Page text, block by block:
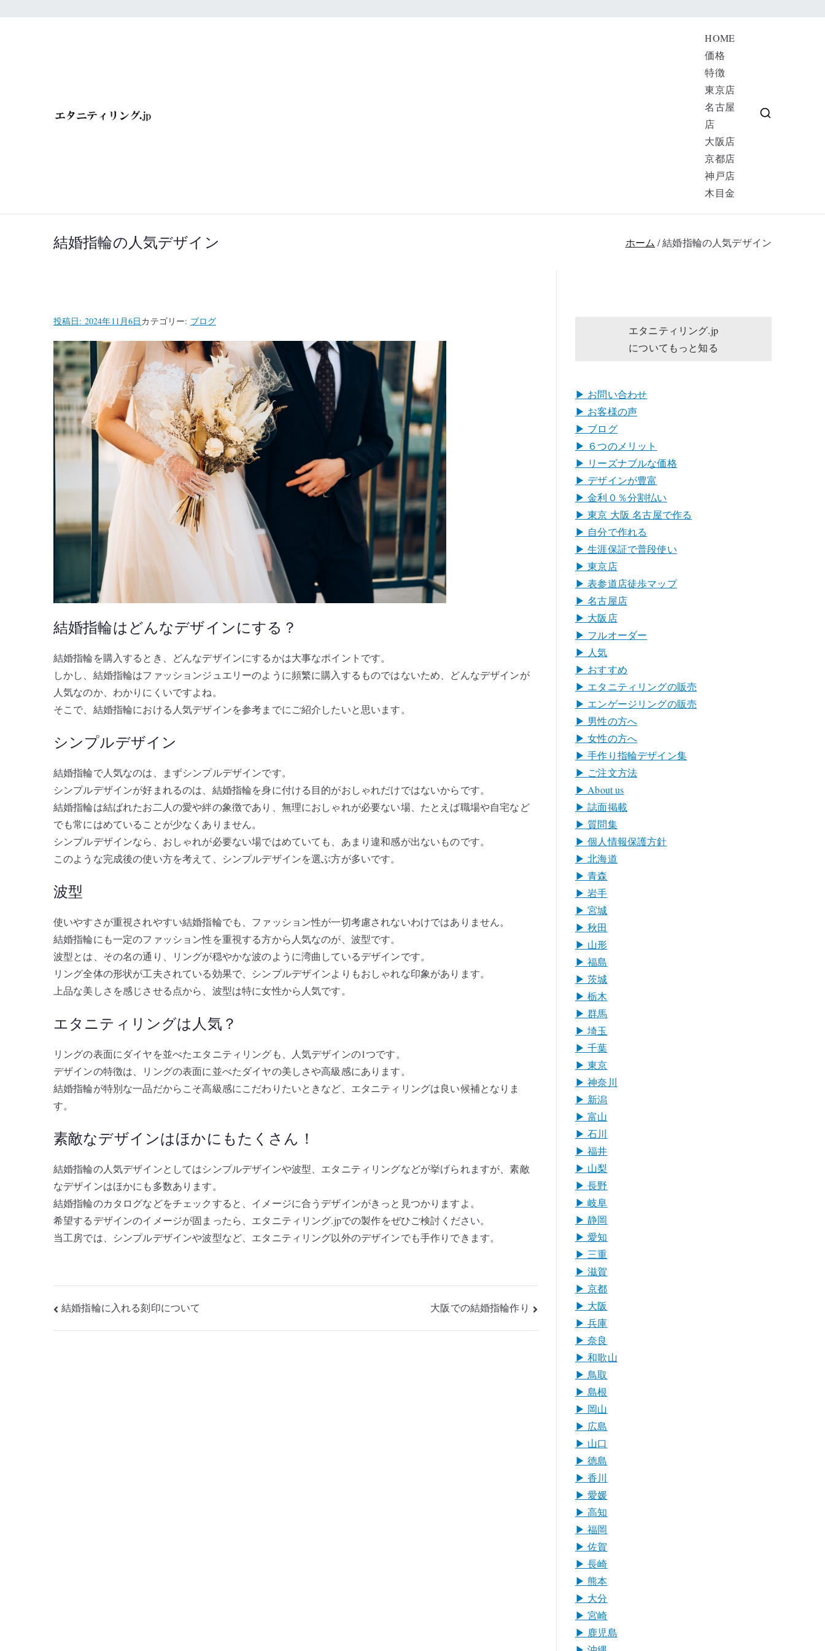
HOME
価格
特徴
東京店
名古屋
店
大阪店
京都店
神戸店
木目金
結婚指輪の人気デザイン ホーム 結婚指輪の人気デザイン
投稿日: 2024年11月6日カテゴリー: ブログ
結婚指輪はどんなデザインにする？
結婚指輪を購入するとき、どんなデザインにするかは大事なポイントです。
しかし、結婚指輪はファッションジュエリーのように頻繁に購入するものではないため、どんなデザインが
人気なのか、わかりにくいですよね。
そこで、結婚指輪における人気デザインを参考までにご紹介したいと思います。
シンプルデザイン
結婚指輪で人気なのは、まずシンプルデザインです。
シンプルデザインが好まれるのは、結婚指輪を身に付ける目的がおしゃれだけではないからです。
結婚指輪は結ばれたお二人の愛や絆の象徴であり、無理におしゃれが必要ない場、たとえば職場や自宅など
でも常にはめていることが少なくありません。
シンプルデザインなら、おしゃれが必要ない場ではめていても、あまり違和感が出ないものです。
このような完成後の使い方を考えて、シンプルデザインを選ぶ方が多いです。
波型
使いやすさが重視されやすい結婚指輪でも、ファッション性が一切考慮されないわけではありません。
結婚指輪にも一定のファッション性を重視する方から人気なのが、波型です。
波型とは、その名の通り、リングが穏やかな波のように湾曲しているデザインです。
リング全体の形状が工夫されている効果で、シンプルデザインよりもおしゃれな印象があります。
上品な美しさを感じさせる点から、波型は特に女性から人気です。
エタニティリングは人気？
リングの表面にダイヤを並べたエタニティリングも、人気デザインの1つです。
デザインの特徴は、リングの表面に並べたダイヤの美しさや高級感にあります。
結婚指輪が特別な一品だからこそ高級感にこだわりたいときなど、エタニティリングは良い候補となりま
す。
素敵なデザインはほかにもたくさん！
結婚指輪の人気デザインとしてはシンプルデザインや波型、エタニティリングなどが挙げられますが、素敵
なデザインはほかにも多数あります。
結婚指輪のカタログなどをチェックすると、イメージに合うデザインがきっと見つかりますよ。
希望するデザインのイメージが固まったら、エタニティリング.jpでの製作をぜひご検討ください。
当工房では、シンプルデザインや波型など、エタニティリング以外のデザインでも手作りできます。
投結婚指輪に入れる刻印について 大阪での結婚指輪作り
エタニティリング.jp
についてもっと知る
▶︎ お問い合わせ
▶︎ お客様の声
▶︎ ブログ
▶︎ ６つのメリット
▶︎ リーズナブルな価格
▶︎ デザインが豊富
▶︎ 金利０％分割払い
▶︎ 東京 大阪 名古屋で作る
▶︎ 自分で作れる
▶︎ 生涯保証で普段使い
▶︎ 東京店
▶︎ 表参道店徒歩マップ
▶︎ 名古屋店
▶︎ 大阪店
▶︎ フルオーダー
▶︎ 人気
▶︎ おすすめ
▶︎ エタニティリングの販売
▶︎ エンゲージリングの販売
▶︎ 男性の方へ
▶︎ 女性の方へ
▶︎ 手作り指輪デザイン集
▶︎ ご注文方法
▶︎ About us
▶︎ 誌面掲載
▶︎ 質問集
▶︎ 個人情報保護方針
▶︎ 北海道
▶︎ 青森
▶︎ 岩手
▶︎ 宮城
▶︎ 秋田
▶︎ 山形
▶︎ 福島
▶︎ 茨城
▶︎ 栃木
▶︎ 群馬
▶︎ 埼玉
▶︎ 千葉
▶︎ 東京
▶︎ 神奈川
▶︎ 新潟
▶︎ 富山
▶︎ 石川
▶︎ 福井
▶︎ 山梨
▶︎ 長野
▶︎ 岐阜
▶︎ 静岡
▶︎ 愛知
▶︎ 三重
▶︎ 滋賀
▶︎ 京都
▶︎ 大阪
▶︎ 兵庫
▶︎ 奈良
▶︎ 和歌山
▶︎ 鳥取
▶︎ 島根
▶︎ 岡山
▶︎ 広島
▶︎ 山口
▶︎ 徳島
▶︎ 香川
▶︎ 愛媛
▶︎ 高知
▶︎ 福岡
▶︎ 佐賀
▶︎ 長崎
▶︎ 熊本
▶︎ 大分
▶︎ 宮崎
▶︎ 鹿児島